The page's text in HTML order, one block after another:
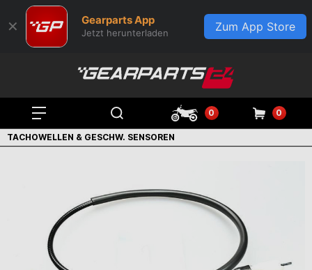
✕ Gearparts App
Jetzt herunterladen Zum App Store
0 0
TACHOWELLEN & GESCHW. SENSOREN